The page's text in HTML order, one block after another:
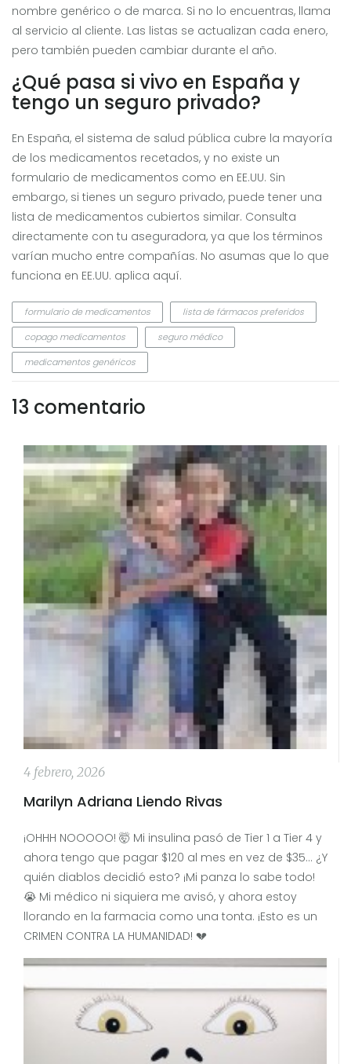
nombre genérico o de marca. Si no lo encuentras, llama
al servicio al cliente. Las listas se actualizan cada enero,
pero también pueden cambiar durante el año.
¿Qué pasa si vivo en España y
tengo un seguro privado?
En España, el sistema de salud pública cubre la mayoría
de los medicamentos recetados, y no existe un
formulario de medicamentos como en EE.UU. Sin
embargo, si tienes un seguro privado, puede tener una
lista de medicamentos cubiertos similar. Consulta
directamente con tu aseguradora, ya que los términos
varían mucho entre compañías. No asumas que lo que
funciona en EE.UU. aplica aquí.
formulario de medicamentos
lista de fármacos preferidos
copago medicamentos
seguro médico
medicamentos genéricos
13 comentario
4 febrero, 2026
Marilyn Adriana Liendo Rivas
¡OHHH NOOOOO! 🤯 Mi insulina pasó de Tier 1 a Tier 4 y
ahora tengo que pagar $120 al mes en vez de $35... ¿Y
quién diablos decidió esto? ¡Mi panza lo sabe todo!
😭 Mi médico ni siquiera me avisó, y ahora estoy
llorando en la farmacia como una tonta. ¡Esto es un
CRIMEN CONTRA LA HUMANIDAD! 💔